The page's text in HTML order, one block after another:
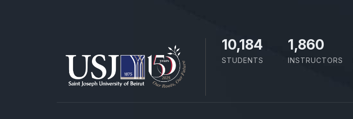
11,727
STUDENTS
2,142
INSTRUCTORS